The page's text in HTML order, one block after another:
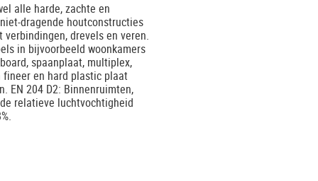
alle harde, zachte en
dragende houtconstructies
drevels en veren.
in bijvoorbeeld woonkamers
spaanplaat, multiplex,
fineer en hard plastic plaat
EN 204 D2: Binnenruimten,
relatieve luchtvochtigheid